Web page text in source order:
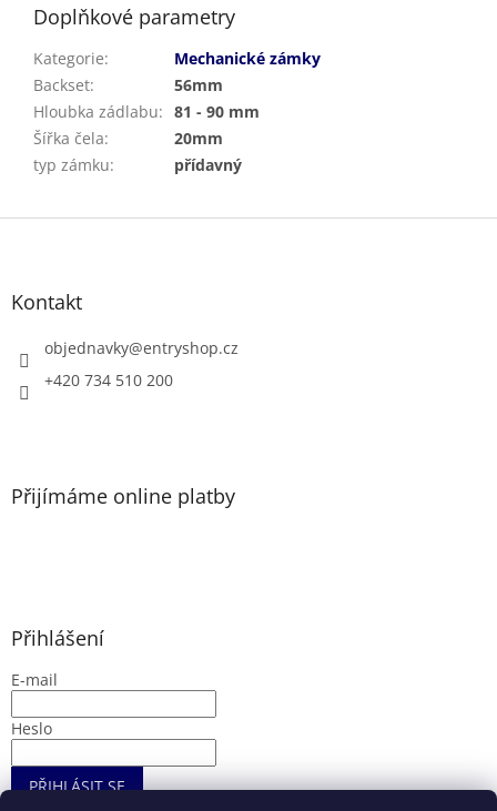
Doplňkové parametry
Kategorie:
Mechanické zámky
Backset:
56mm
Hloubka zádlabu: 81 - 90 mm
Šířka čela:
20mm
typ zámku: přídavný
Z
Kontakt
objednavky@entryshop.cz
+420 734 510 200
Přijímáme online platby
Přihlášení
E-mail
Heslo
PŘIHLÁSIT SE